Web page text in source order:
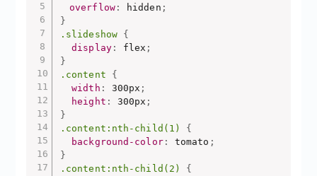
overflow: hidden ;
}
.slideshow
{
display: flex ;
}
.content
{
width : 300px ;
height : 300px ;
}
.content:nth-child(1)
{
background-color: tomato ;
}
.content:nth-child(2)
{